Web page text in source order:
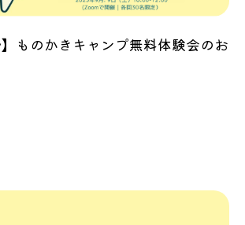
】ものかきキャンプ無料体験会のお